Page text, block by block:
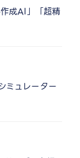
成AI」「超精
ミュレーター